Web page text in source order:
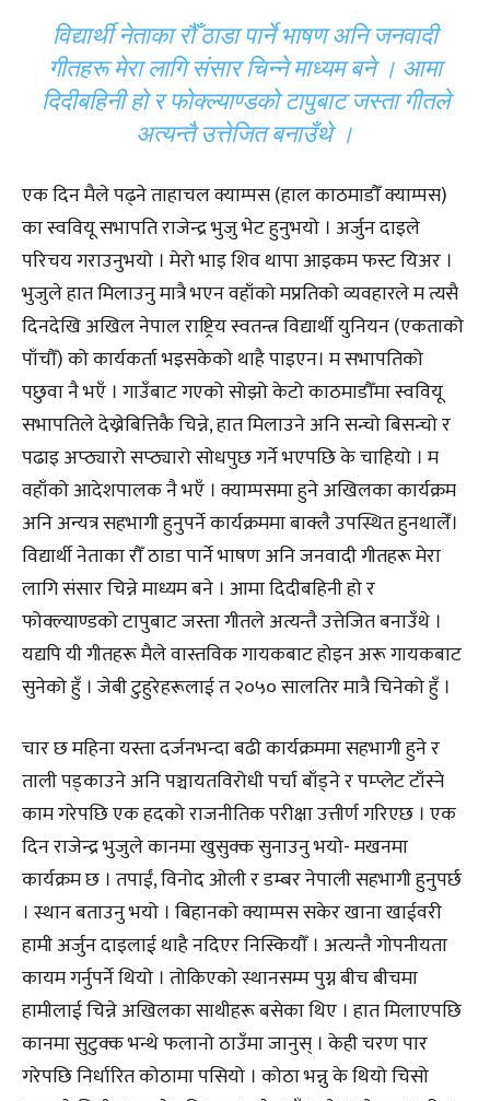
विद्यार्थी नेताका रौँ ठाडा पार्ने भाषण अनि जनवादी
गीतहरू मेरा लागि संसार चिन्ने माध्यम बने । आमा
दिदीबहिनी हो र फोक्ल्याण्डको टापुबाट जस्ता गीतले
अत्यन्तै उत्तेजित बनाउँथे ।
एक दिन मैले पढ्ने ताहाचल क्याम्पस (हाल काठमाडौँ क्याम्पस)
का स्ववियू सभापति राजेन्द्र भुजु भेट हुनुभयो । अर्जुन दाइले
परिचय गराउनुभयो । मेरो भाइ शिव थापा आइकम फस्ट यिअर ।
भुजुले हात मिलाउनु मात्रै भएन वहाँको मप्रतिको व्यवहारले म त्यसै
दिनदेखि अखिल नेपाल राष्ट्रिय स्वतन्त्र विद्यार्थी युनियन (एकताको
पाँचौँ) को कार्यकर्ता भइसकेको थाहै पाइएन। म सभापतिको
पछुवा नै भएँ । गाउँबाट गएको सोझो केटो काठमाडौँमा स्ववियू
सभापतिले देख्नेबित्तिकै चिन्ने, हात मिलाउने अनि सन्चो बिसन्चो र
पढाइ अप्ठ्यारो सप्ठ्यारो सोधपुछ गर्ने भएपछि के चाहियो । म
वहाँको आदेशपालक नै भएँ । क्याम्पसमा हुने अखिलका कार्यक्रम
अनि अन्यत्र सहभागी हुनुपर्ने कार्यक्रममा बाक्लै उपस्थित हुनथालेँ।
विद्यार्थी नेताका रौँ ठाडा पार्ने भाषण अनि जनवादी गीतहरू मेरा
लागि संसार चिन्ने माध्यम बने । आमा दिदीबहिनी हो र
फोक्ल्याण्डको टापुबाट जस्ता गीतले अत्यन्तै उत्तेजित बनाउँथे ।
यद्यपि यी गीतहरू मैले वास्तविक गायकबाट होइन अरू गायकबाट
सुनेको हुँ । जेबी टुहुरेहरूलाई त २०५० सालतिर मात्रै चिनेको हुँ ।
चार छ महिना यस्ता दर्जनभन्दा बढी कार्यक्रममा सहभागी हुने र
ताली पड्काउने अनि पञ्चायतविरोधी पर्चा बाँड्ने र पम्प्लेट टाँस्ने
काम गरेपछि एक हदको राजनीतिक परीक्षा उत्तीर्ण गरिएछ । एक
दिन राजेन्द्र भुजुले कानमा खुसुक्क सुनाउनु भयो- मखनमा
कार्यक्रम छ । तपाईं, विनोद ओली र डम्बर नेपाली सहभागी हुनुपर्छ
। स्थान बताउनु भयो । बिहानको क्याम्पस सकेर खाना खाईवरी
हामी अर्जुन दाइलाई थाहै नदिएर निस्कियौँ । अत्यन्तै गोपनीयता
कायम गर्नुपर्ने थियो । तोकिएको स्थानसम्म पुग्न बीच बीचमा
हामीलाई चिन्ने अखिलका साथीहरू बसेका थिए । हात मिलाएपछि
कानमा सुटुक्क भन्थे फलानो ठाउँमा जानुस् । केही चरण पार
गरेपछि निर्धारित कोठामा पसियो । कोठा भन्नु के थियो चिसो